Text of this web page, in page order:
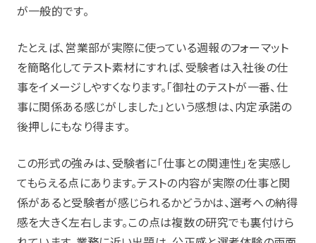
が一般的です。
たとえば、営業部が実際に使っている週報のフォーマット
を簡略化してテスト素材にすれば、受験者は入社後の仕
事をイメージしやすくなります。「御社のテストが一番、仕
事に関係ある感じがしました」という感想は、内定承諾の
後押しにもなり得ます。
この形式の強みは、受験者に「仕事との関連性」を実感し
てもらえる点にあります。テストの内容が実際の仕事と関
係があると受験者が感じられるかどうかは、選考への納得
感を大きく左右します。この点は複数の研究でも裏付けら